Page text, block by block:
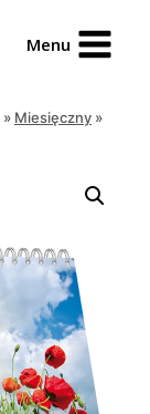
Menu
» Miesięczny »